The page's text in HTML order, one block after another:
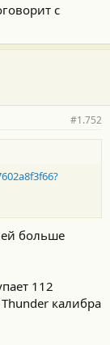
с
#1.752
больше
112
калибра